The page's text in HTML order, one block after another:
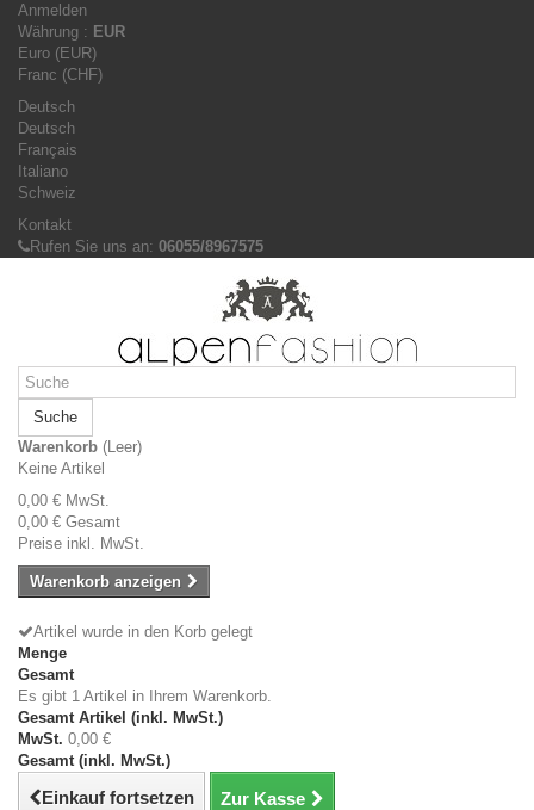
Anmelden
Währung : EUR
Euro (EUR)
Franc (CHF)
Deutsch
Deutsch
Français
Italiano
Schweiz
Kontakt
Rufen Sie uns an: 06055/8967575
Suche
Warenkorb (Leer)
Keine Artikel
0,00 € MwSt.
0,00 € Gesamt
Preise inkl. MwSt.
Warenkorb anzeigen
Artikel wurde in den Korb gelegt
Menge
Gesamt
Es gibt 1 Artikel in Ihrem Warenkorb.
Gesamt Artikel (inkl. MwSt.)
MwSt. 0,00 €
Gesamt (inkl. MwSt.)
Einkauf fortsetzen Zur Kasse